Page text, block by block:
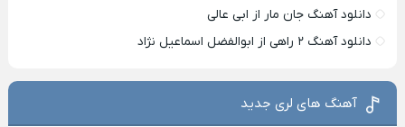
دانلود آهنگ جان مار از ابی عالی
دانلود آهنگ ۲ راهی از ابوالفضل اسماعیل نژاد
آهنگ های لری جدید